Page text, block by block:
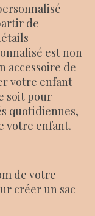
de
est non
accessoire de
votre enfant
soit pour
quotidiennes,
votre enfant.
de votre
créer un sac